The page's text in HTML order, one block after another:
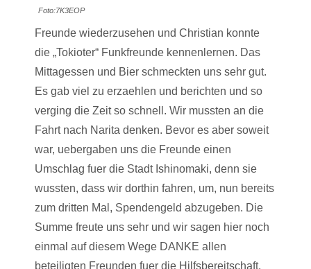
Foto:7K3EOP
Freunde wiederzusehen und Christian konnte
die „Tokioter“ Funkfreunde kennenlernen. Das
Mittagessen und Bier schmeckten uns sehr gut.
Es gab viel zu erzaehlen und berichten und so
verging die Zeit so schnell. Wir mussten an die
Fahrt nach Narita denken. Bevor es aber soweit
war, uebergaben uns die Freunde einen
Umschlag fuer die Stadt Ishinomaki, denn sie
wussten, dass wir dorthin fahren, um, nun bereits
zum dritten Mal, Spendengeld abzugeben. Die
Summe freute uns sehr und wir sagen hier noch
einmal auf diesem Wege DANKE allen
beteiligten Freunden fuer die Hilfsbereitschaft.